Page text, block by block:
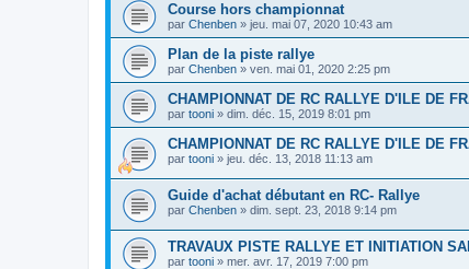
Course hors championnat
par Chenben » jeu. mai 07, 2020 10:43 am
Plan de la piste rallye
par Chenben » ven. mai 01, 2020 2:25 pm
CHAMPIONNAT DE RC RALLYE D'ILE DE
par tooni » dim. déc. 15, 2019 8:01 pm
CHAMPIONNAT DE RC RALLYE D'ILE DE
par tooni » jeu. déc. 13, 2018 11:13 am
Guide d'achat débutant en RC- Rallye
par Chenben » dim. sept. 23, 2018 9:14 pm
TRAVAUX PISTE RALLYE ET INITIATION
par tooni » mer. avr. 17, 2019 7:00 pm